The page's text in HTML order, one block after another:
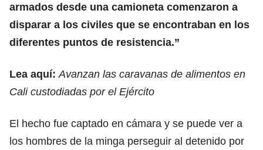
armados desde una camioneta comenzaron a
disparar a los civiles que se encontraban en los
diferentes puntos de resistencia.”
Lea aquí: Avanzan las caravanas de alimentos en
Cali custodiadas por el Ejército
El hecho fue captado en cámara y se puede ver a
los hombres de la minga perseguir al detenido por